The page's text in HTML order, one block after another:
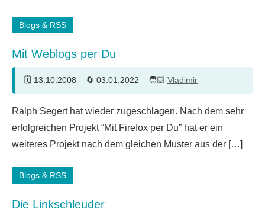
Blogs & RSS
Mit Weblogs per Du
13.10.2008 03.01.2022 Vladimir
Kommentare
Ralph Segert hat wieder zugeschlagen. Nach dem sehr
erfolgreichen Projekt “Mit Firefox per Du” hat er ein
weiteres Projekt nach dem gleichen Muster aus der […]
Blogs & RSS
Die Linkschleuder